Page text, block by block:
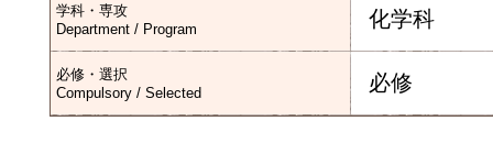
学科・専攻
Department / Program
化学科
必修・選択
Compulsory / Selected
必修